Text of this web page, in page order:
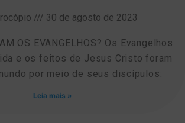
30 de agosto de 2023
OS EVANGELHOS? Os Evangelhos
e os feitos de Jesus Cristo foram
por meio de seus discípulos:
Leia mais »